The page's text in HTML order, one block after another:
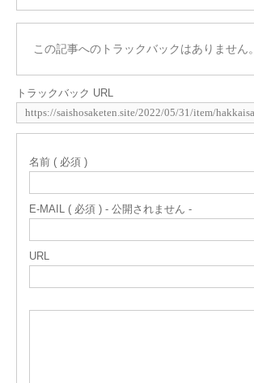
この記事へのトラックバックはありません。
トラックバック URL
名前 ( 必須 )
E-MAIL ( 必須 ) - 公開されません -
URL